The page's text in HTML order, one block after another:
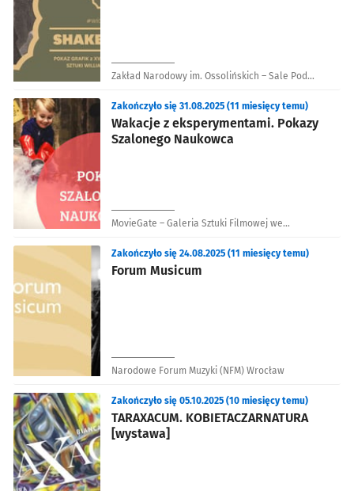
Zakład Narodowy im. Ossolińskich – Sale Pod
Wakacje z eksperymentami. Pokazy
Szalonego Naukowca
Zakończyło się 31.08.2025 (11 miesięcy temu)
MovieGate – Galeria Sztuki Filmowej we
Forum Musicum
Zakończyło się 24.08.2025 (11 miesięcy temu)
Narodowe Forum Muzyki (NFM) Wrocław
TARAXACUM. KOBIETACZARNATURA
[wystawa]
Zakończyło się 05.10.2025 (10 miesięcy temu)